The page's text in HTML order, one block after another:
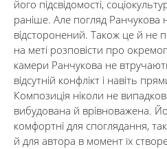
його підсвідомості,
раніше. Але погляд Ранчукова
відсторонений. Також це й не
на меті розповісти про
камери Ранчукова не
відсутній конфлікт і навіть
Композиція ніколи не
вибудована й врівноважена.
комфортні для споглядання,
й для автора в момент їх